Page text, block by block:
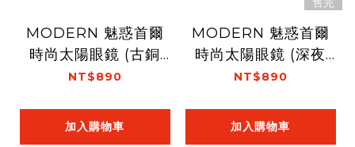
MODERN 魅惑首爾
時尚太陽眼鏡 (古銅
棕)
NT$890
加入購物車
MODERN 魅惑首爾
時尚太陽眼鏡 (深夜
黑)
NT$890
加入購物車